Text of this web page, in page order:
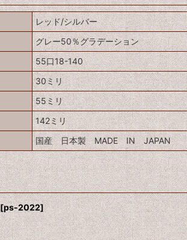
レッド/シルバー
グレー50％グラデーション
55口18-140
30ミリ
55ミリ
142ミリ
国産 日本製 MADE IN JAPAN
[ps-2022]